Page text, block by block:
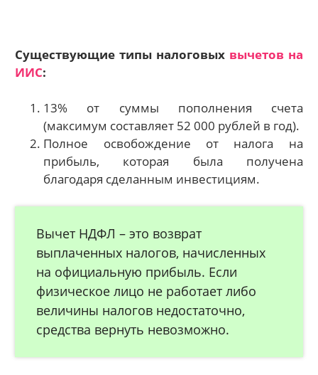
Существующие типы налоговых вычетов на
ИИС:
13% от суммы пополнения счета
(максимум составляет 52 000 рублей в год).
Полное освобождение от налога на
прибыль, которая была получена
благодаря сделанным инвестициям.
Вычет НДФЛ – это возврат
выплаченных налогов, начисленных
на официальную прибыль. Если
физическое лицо не работает либо
величины налогов недостаточно,
средства вернуть невозможно.